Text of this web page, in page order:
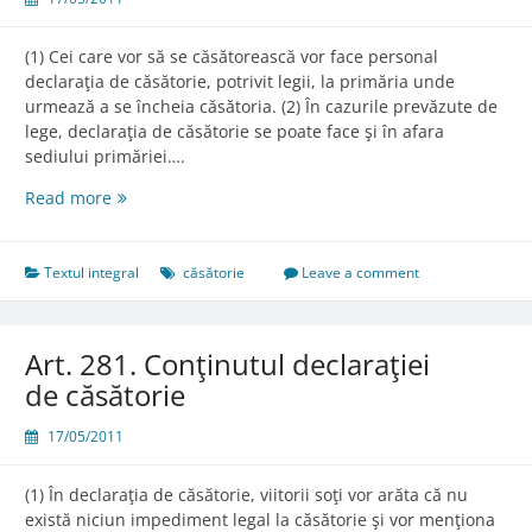
(1) Cei care vor să se căsătorească vor face personal
declaraţia de căsătorie, potrivit legii, la primăria unde
urmează a se încheia căsătoria. (2) În cazurile prevăzute de
lege, declaraţia de căsătorie se poate face şi în afara
sediului primăriei….
Read moreArt.
de
căsătorie
Textul integral căsătorie Leave a comment
Art. 281. Conţinutul declaraţiei
de căsătorie
17/05/2011
(1) În declaraţia de căsătorie, viitorii soţi vor arăta că nu
există niciun impediment legal la căsătorie şi vor menţiona